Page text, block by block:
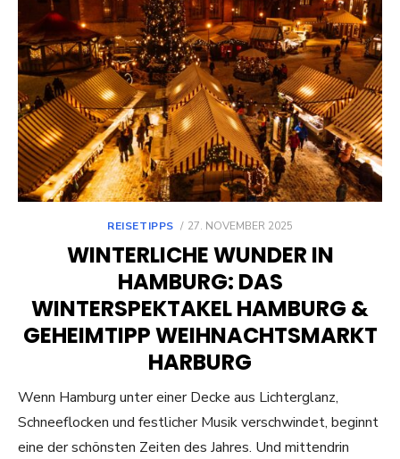
REISETIPPS
POSTED
27. NOVEMBER 2025
WINTERLICHE WUNDER IN
HAMBURG: DAS
WINTERSPEKTAKEL HAMBURG &
GEHEIMTIPP WEIHNACHTSMARKT
HARBURG
Wenn Hamburg unter einer Decke aus Lichterglanz,
Schneeflocken und festlicher Musik verschwindet, beginnt
eine der schönsten Zeiten des Jahres. Und mittendrin